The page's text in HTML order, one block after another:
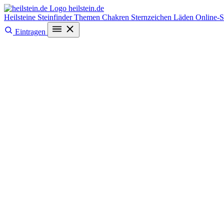
heilstein.de
Heilsteine SteinfinderThemen Chakren Sternzeichen Läden Online-
Eintragen